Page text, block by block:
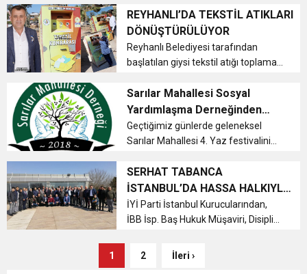
Yayladağı’na konteyner desteğinde
bulundu....
REYHANLI’DA TEKSTİL ATIKLARI
DÖNÜŞTÜRÜLÜYOR
Reyhanlı Belediyesi tarafından
başlatılan giysi tekstil atığı toplama
Sarılar Mahallesi Sosyal
Yardımlaşma Derneğinden
Teşekkür
Geçtiğimiz günlerde geleneksel
Sarılar Mahallesi 4. Yaz festivalini
takdir toplayan Sarılar Mahallesi
Sosyal Yardımlaşma ve Kültürel
Gelişim Derneği Yönetim Kurulu te...
SERHAT TABANCA
İSTANBUL’DA HASSA HALKIYLA
BİR ARAYA GELDİ
İYİ Parti İstanbul Kurucularından,
İBB İsp. Baş Hukuk Müşaviri, Disiplin
Serhat Tabanca İstanbul'da bulunan
1 2 İleri ›